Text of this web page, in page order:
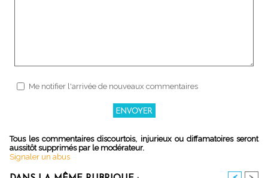
Me notifier l'arrivée de nouveaux commentaires
Tous les commentaires discourtois, injurieux ou diffamatoires seront
aussitôt supprimés par le modérateur.
Signaler un abus